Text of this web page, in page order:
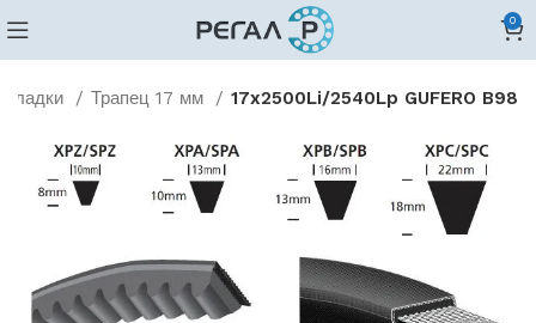
0
гладки Трапец 17 мм 17x2500Li/2540Lp GUFERO B98